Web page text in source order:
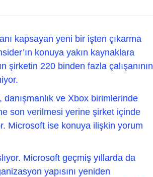
kapsayan yeni bir işten çıkarma
konuya yakın kaynaklara
şirketin 220 binden fazla çalışanının
ve Xbox birimlerinde
son verilmesi yerine şirket içinde
Microsoft ise konuya ilişkin yorum
Microsoft geçmiş yıllarda da
yapısını yeniden